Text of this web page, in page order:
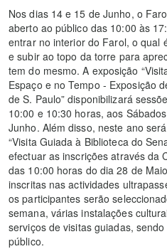
Nos dias 14 e 15 de Junho, o
aberto ao público das 10:00 às
entrar no interior do Farol, o qual
e subir ao topo da torre para
tem do mesmo. A exposição
Espaço e no Tempo - Exposição
de S. Paulo” disponibilizará
10:00 e 10:30 horas, aos
Junho. Além disso, neste ano
“Visita Guiada à Biblioteca do
efectuar as inscrições através da
das 10:00 horas do dia 28 de
inscritas nas actividades
os participantes serão
semana, várias instalações
serviços de visitas guiadas,
público.